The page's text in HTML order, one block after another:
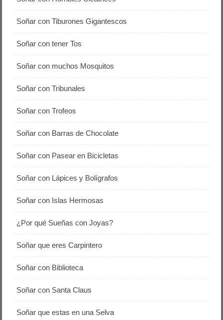
Soñar con Tiburones Gigantescos
Soñar con tener Tos
Soñar con muchos Mosquitos
Soñar con Tribunales
Soñar con Trofeos
Soñar con Barras de Chocolate
Soñar con Pasear en Bicicletas
Soñar con Lápices y Bolígrafos
Soñar con Islas Hermosas
¿Por qué Sueñas con Joyas?
Soñar que eres Carpintero
Soñar con Biblioteca
Soñar con Santa Claus
Soñar que estas en una Selva